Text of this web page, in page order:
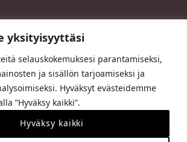
yksityisyyttäsi
selauskokemuksesi parantamiseksi,
ja sisällön tarjoamiseksi ja
Hyväksyt evästeidemme
”Hyväksy kaikki”.
Hyväksy kaikki